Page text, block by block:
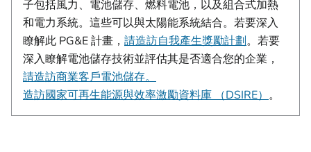
子包括風力、電池儲存、燃料電池，以及組合式加熱
和電力系統。這些可以與太陽能系統結合。若要深入
瞭解此 PG&E 計畫， 請造訪自我產生獎勵計劃。若要
深入瞭解電池儲存技術並評估其是否適合您的企業，
請造訪商業客戶電池儲存。
造訪國家可再生能源與效率激勵資料庫 （DSIRE） 。